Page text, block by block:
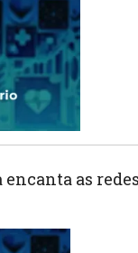
as